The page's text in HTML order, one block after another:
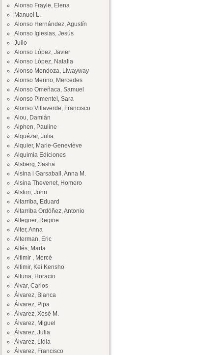
Alonso Frayle, Elena
Manuel L.
Alonso Hernández, Agustín
Alonso Iglesias, Jesús
Julio
Alonso López, Javier
Alonso López, Natalia
Alonso Mendoza, Liwayway
Alonso Merino, Mercedes
Alonso Omeñaca, Samuel
Alonso Pimentel, Sara
Alonso Villaverde, Francisco
Alou, Damián
Alphen, Pauline
Alquézar, Julia
Alquier, Marie-Geneviève
Alquimia Ediciones
Alsberg, Sasha
Alsina i Garsaball, Anna M.
Alsina Thevenet, Homero
Alston, John
Altarriba, Eduard
Altarriba Ordóñez, Antonio
Altegoer, Regine
Alter, Anna
Alterman, Eric
Altés, Marta
Altimir , Mercé
Altimir, Kei Kensho
Altuna, Horacio
Alvar, Carlos
Álvarez, Blanca
Álvarez, Pipa
Álvarez, Xosé M.
Álvarez, Miguel
Álvarez, Julia
Álvarez, Lidia
Álvarez, Francisco